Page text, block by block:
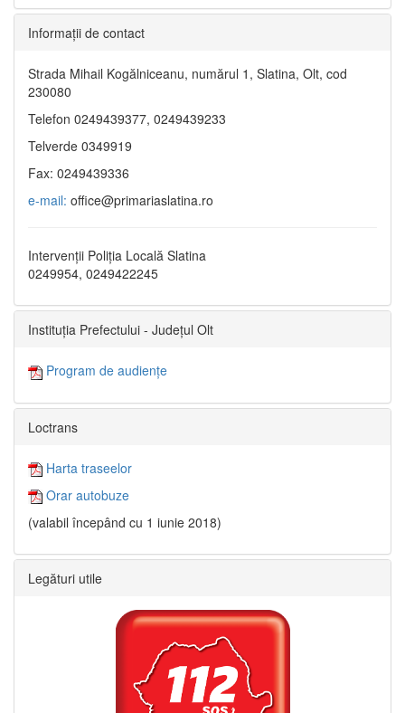
Informaţii de contact
Strada Mihail Kogălniceanu, numărul 1, Slatina, Olt, cod
230080
Telefon 0249439377, 0249439233
Telverde 0349919
Fax: 0249439336
e-mail: office@primariaslatina.ro
Intervenții Poliția Locală Slatina
0249954, 0249422245
Instituția Prefectului - Județul Olt
Program de audiențe
Loctrans
Harta traseelor
Orar autobuze
(valabil începând cu 1 iunie 2018)
Legături utile